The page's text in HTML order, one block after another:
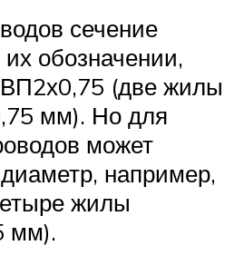
сечение
обозначении,
(две жилы
мм). Но для
может
например,
жилы
мм).